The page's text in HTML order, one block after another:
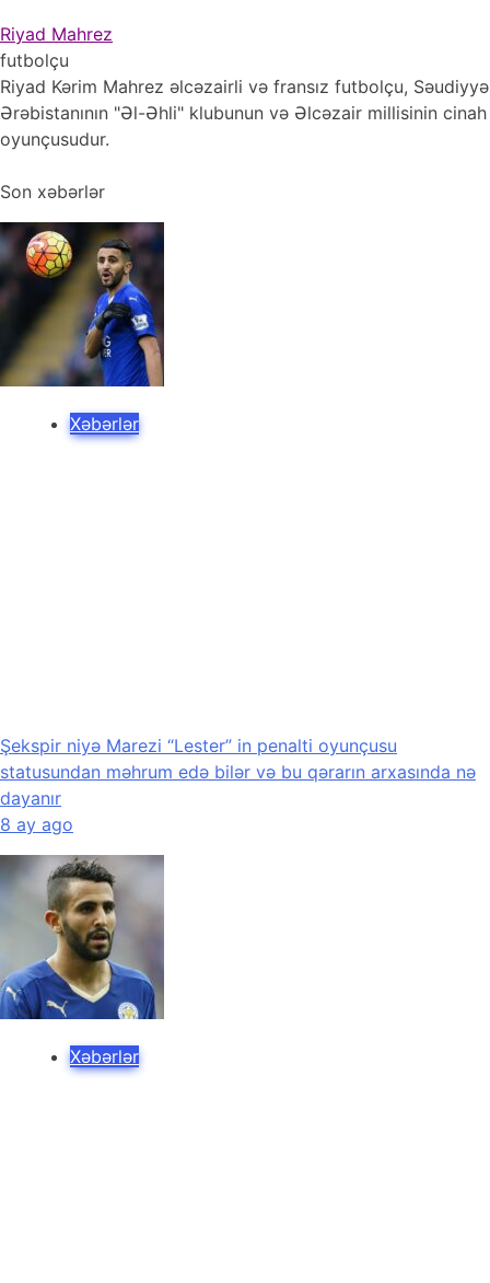
Riyad Mahrez
futbolçu
Riyad Kərim Mahrez əlcəzairli və fransız futbolçu, Səudiyyə
Ərəbistanının "Əl-Əhli" klubunun və Əlcəzair millisinin cinah
oyunçusudur.
Son xəbərlər
Xəbərlər
Şekspir niyə Marezi “Lester” in penalti oyunçusu
statusundan məhrum edə bilər və bu qərarın arxasında nə
dayanır
8 ay ago
Xəbərlər